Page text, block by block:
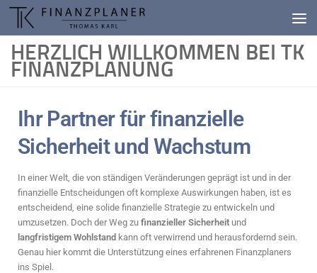
springenZum Inhalt springen
HERZLICH WILLKOMMEN BEI TK
FINANZPLANUNG
Ihr Partner für finanzielle
Sicherheit und Wachstum
In einer Welt, die von ständigen Veränderungen geprägt ist und in der
finanzielle Entscheidungen oft komplexe Auswirkungen haben, ist es
entscheidend, eine solide finanzielle Strategie zu entwickeln und
umzusetzen. Doch der Weg zu finanzieller Sicherheit und
langfristigem Wohlstand kann oft verwirrend und herausfordernd sein.
Genau hier kommt die Unterstützung eines erfahrenen Finanzplaners
ins Spiel.